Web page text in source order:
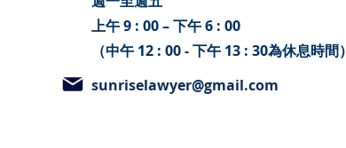
上午 9 : 00 – 下午 6 : 00
（中午 12 : 00 - 下午 13 : 30為休息時間）
sunriselawyer@gmail.com